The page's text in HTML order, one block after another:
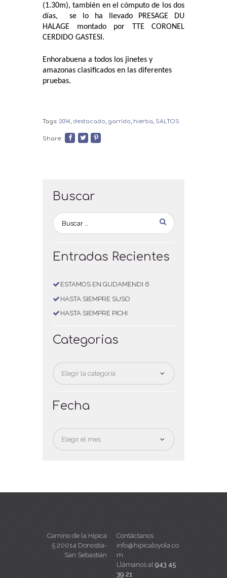
(1.30m), también en el cómputo de los dos
días, se lo ha llevado PRESAGE DU
HALAGE montado por TTE CORONEL
CERDIDO GASTESI.
Enhorabuena a todos los jinetes y
amazonas clasificados en las diferentes
pruebas.
Tags: 2014, destacado, garrido, hierba, SALTOS
Share:
Buscar
Entradas Recientes
ESTAMOS EN GUDAMENDI 6
HASTA SIEMPRE SUSO
HASTA SIEMPRE PICHI
Categorias
Fecha
Camino de la Hipica
5 20014 Donostia-
San Sebastián
Contáctanos
info@hipicaloyola.co
m
Llámanos al 943 45
39 21